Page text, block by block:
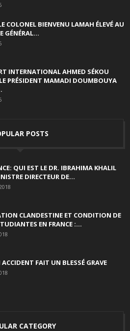
COLONEL BIENVENU LAMAH ÉLEVÉ AU
GÉNÉRAL...
INTERNATIONAL AHMED SÉKOU
PRÉSIDENT MAMADI DOUMBOUYA
POSTS
QUI EST LE DR. IBRAHIMA KHALIL
DIRECTEUR DE...
CLANDESTINE ET CONDITION DE
EN FRANCE :...
FAIT UN BLESSÉ GRAVE
CATEGORY